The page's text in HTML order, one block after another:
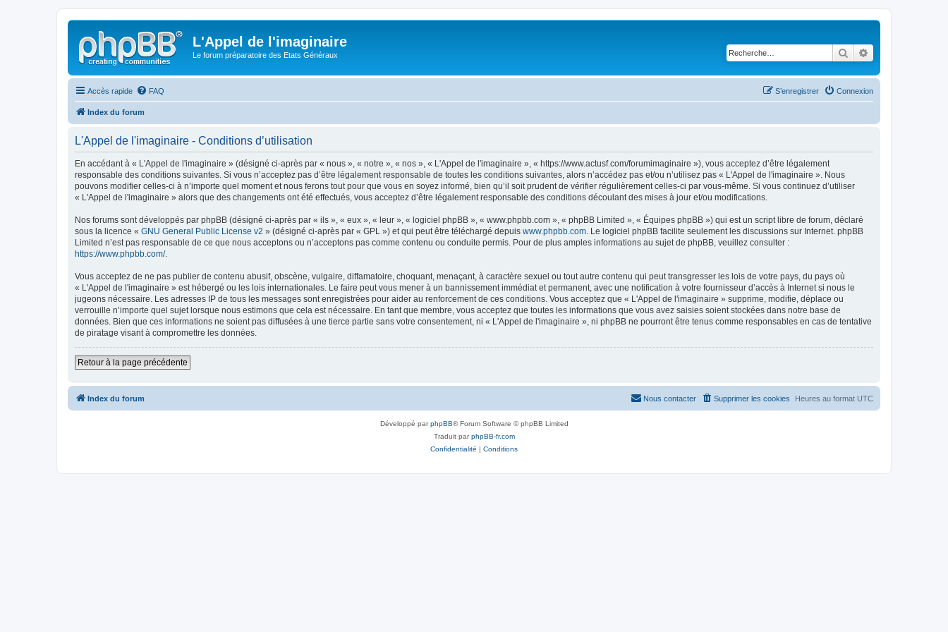
L'Appel de l'imaginaire
Le forum préparatoire des Etats Généraux Rechercher
Accès rapide FAQ Connexion
S’enregistrer
Index du forum
L'Appel de l'imaginaire - Conditions d’utilisation
En accédant à « L'Appel de l'imaginaire » (désigné ci-après par « nous », « notre », « nos », « L'Appel de l'imaginaire », « https://www.actusf.com/forumimaginaire »), vous acceptez d’être légalement
responsable des conditions suivantes. Si vous n’acceptez pas d’être légalement responsable de toutes les conditions suivantes, alors n’accédez pas et/ou n’utilisez pas « L'Appel de l'imaginaire ». Nous
pouvons modifier celles-ci à n’importe quel moment et nous ferons tout pour que vous en soyez informé, bien qu’il soit prudent de vérifier régulièrement celles-ci par vous-même. Si vous continuez d’utiliser
« L'Appel de l'imaginaire » alors que des changements ont été effectués, vous acceptez d’être légalement responsable des conditions découlant des mises à jour et/ou modifications.
Nos forums sont développés par phpBB (désigné ci-après par « ils », « eux », « leur », « logiciel phpBB », « www.phpbb.com », « phpBB Limited », « Équipes phpBB ») qui est un script libre de forum, déclaré
sous la licence « GNU General Public License v2 » (désigné ci-après par « GPL ») et qui peut être téléchargé depuis www.phpbb.com . Le logiciel phpBB facilite seulement les discussions sur Internet. phpBB
Limited n’est pas responsable de ce que nous acceptons ou n’acceptons pas comme contenu ou conduite permis. Pour de plus amples informations au sujet de phpBB, veuillez consulter :
https://www.phpbb.com/.
Vous acceptez de ne pas publier de contenu abusif, obscène, vulgaire, diffamatoire, choquant, menaçant, à caractère sexuel ou tout autre contenu qui peut transgresser les lois de votre pays, du pays où
« L'Appel de l'imaginaire » est hébergé ou les lois internationales. Le faire peut vous mener à un bannissement immédiat et permanent, avec une notification à votre fournisseur d’accès à Internet si nous le
jugeons nécessaire. Les adresses IP de tous les messages sont enregistrées pour aider au renforcement de ces conditions. Vous acceptez que « L'Appel de l'imaginaire » supprime, modifie, déplace ou
verrouille n’importe quel sujet lorsque nous estimons que cela est nécessaire. En tant que membre, vous acceptez que toutes les informations que vous avez saisies soient stockées dans notre base de
données. Bien que ces informations ne soient pas diffusées à une tierce partie sans votre consentement, ni « L'Appel de l'imaginaire », ni phpBB ne pourront être tenus comme responsables en cas de tentative
de piratage visant à compromettre les données.
Retour à la page précédente
Index du forum Heures au format UTC
Supprimer les cookies
Nous contacter
Développé parphpBB® Forum Software © phpBB Limited
Traduit parphpBB-fr.com
Confidentialité | Conditions